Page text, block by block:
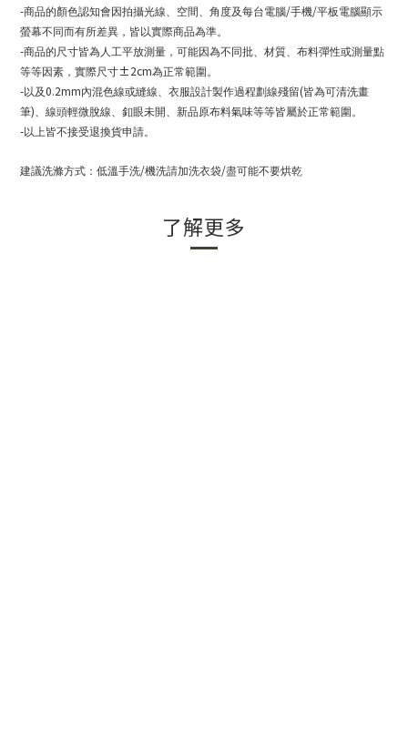
-商品的顏色認知會因拍攝光線、空間、角度及每台電腦/手機/平板電腦顯示
螢幕不同而有所差異，皆以實際商品為準。
-商品的尺寸皆為人工平放測量，可能因為不同批、材質、布料彈性或測量點
等等因素，實際尺寸±2cm為正常範圍。
-以及0.2mm內混色線或縫線、衣服設計製作過程劃線殘留(皆為可清洗畫
筆)、線頭輕微脫線、釦眼未開、新品原布料氣味等等皆屬於正常範圍。
-以上皆不接受退換貨申請。
建議洗滌方式：低溫手洗/機洗請加洗衣袋/盡可能不要烘乾
了解更多